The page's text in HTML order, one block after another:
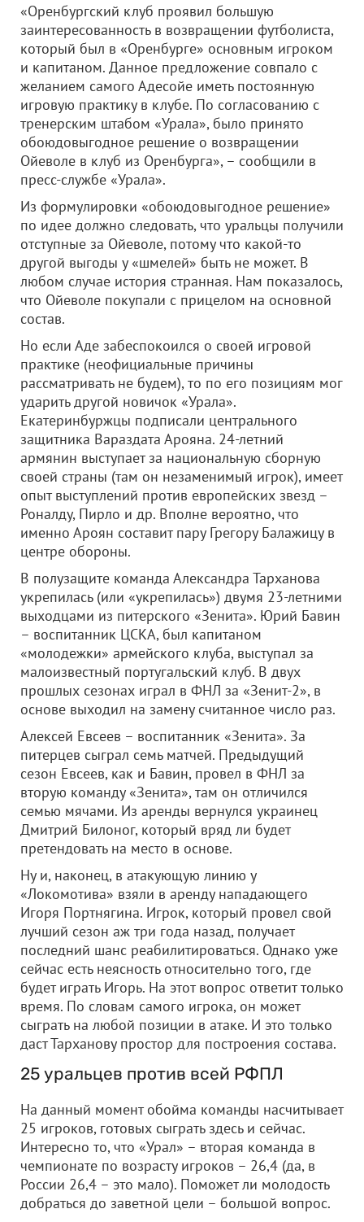
«Оренбургский клуб проявил большую
заинтересованность в возвращении футболиста,
который был в «Оренбурге» основным игроком
и капитаном. Данное предложение совпало с
желанием самого Адесойе иметь постоянную
игровую практику в клубе. По согласованию с
тренерским штабом «Урала», было принято
обоюдовыгодное решение о возвращении
Ойеволе в клуб из Оренбурга», – сообщили в
пресс-службе «Урала».
Из формулировки «обоюдовыгодное решение»
по идее должно следовать, что уральцы получили
отступные за Ойеволе, потому что какой-то
другой выгоды у «шмелей» быть не может. В
любом случае история странная. Нам показалось,
что Ойеволе покупали с прицелом на основной
состав.
Но если Аде забеспокоился о своей игровой
практике (неофициальные причины
рассматривать не будем), то по его позициям мог
ударить другой новичок «Урала».
Екатеринбуржцы подписали центрального
защитника Вараздата Арояна. 24-летний
армянин выступает за национальную сборную
своей страны (там он незаменимый игрок), имеет
опыт выступлений против европейских звезд –
Роналду, Пирло и др. Вполне вероятно, что
именно Ароян составит пару Грегору Балажицу в
центре обороны.
В полузащите команда Александра Тарханова
укрепилась (или «укрепилась») двумя 23-летними
выходцами из питерского «Зенита». Юрий Бавин
– воспитанник ЦСКА, был капитаном
«молодежки» армейского клуба, выступал за
малоизвестный португальский клуб. В двух
прошлых сезонах играл в ФНЛ за «Зенит-2», в
основе выходил на замену считанное число раз.
Алексей Евсеев – воспитанник «Зенита». За
питерцев сыграл семь матчей. Предыдущий
сезон Евсеев, как и Бавин, провел в ФНЛ за
вторую команду «Зенита», там он отличился
семью мячами. Из аренды вернулся украинец
Дмитрий Билоног, который вряд ли будет
претендовать на место в основе.
Ну и, наконец, в атакующую линию у
«Локомотива» взяли в аренду нападающего
Игоря Портнягина. Игрок, который провел свой
лучший сезон аж три года назад, получает
последний шанс реабилитироваться. Однако уже
сейчас есть неясность относительно того, где
будет играть Игорь. На этот вопрос ответит только
время. По словам самого игрока, он может
сыграть на любой позиции в атаке. И это только
даст Тарханову простор для построения состава.
25 уральцев против всей РФПЛ
На данный момент обойма команды насчитывает
25 игроков, готовых сыграть здесь и сейчас.
Интересно то, что «Урал» – вторая команда в
чемпионате по возрасту игроков – 26,4 (да, в
России 26,4 – это мало). Поможет ли молодость
добраться до заветной цели – большой вопрос.